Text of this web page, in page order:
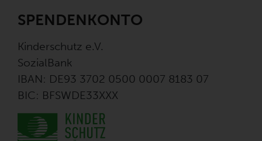
SPENDENKONTO
Kinderschutz e.V.
SozialBank
IBAN: DE93 3702 0500 0007 8183 07
BIC: BFSWDE33XXX